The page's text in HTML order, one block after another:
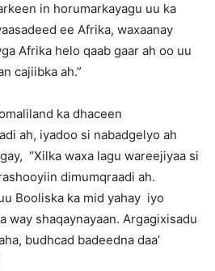
in horumarkayagu uu ka
ee Afrika, waxaanay
Afrika helo qaab gaar ah oo uu
cajiibka ah.”
ka dhaceen
ah, iyadoo si nabadgelyo ah
“Xilka waxa lagu wareejiyaa si
dimumqraadi ah.
Booliska ka mid yahay iyo
way shaqaynayaan. Argagixisadu
budhcad badeedna daa’